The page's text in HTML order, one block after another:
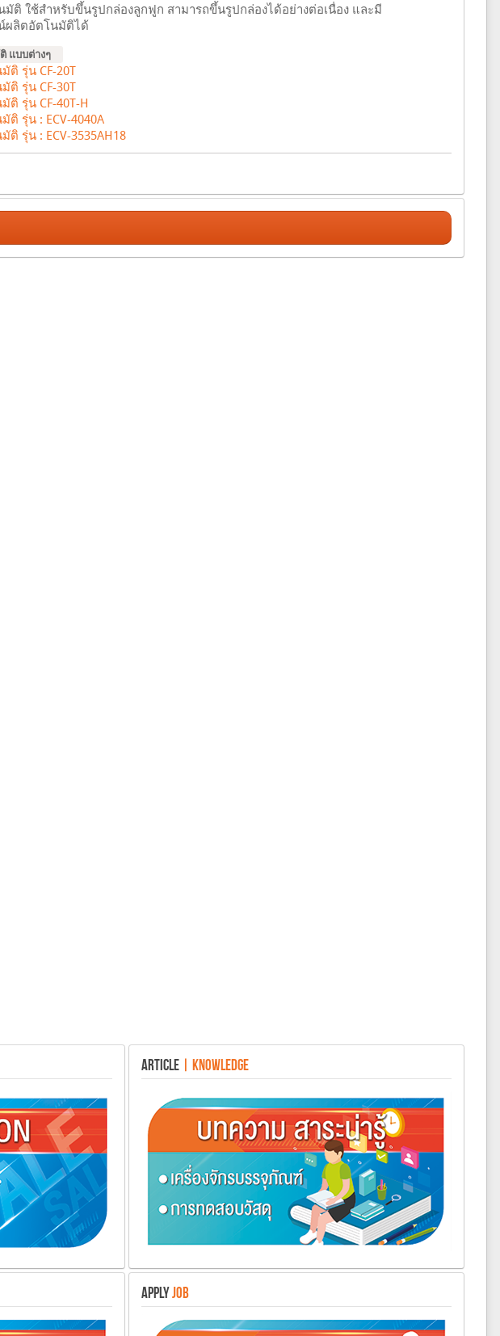
มัติ ใช้สำหรับขึ้นรูปกล่องลูกฟูก สามารถขึ้นรูปกล่องได้อย่างต่อเนื่อง และมี
ผลิตอัตโนมัติได้
แบบต่างๆ
ติ รุ่น CF-20T
ติ รุ่น CF-30T
ติ รุ่น CF-40T-H
รุ่น : ECV-4040A
รุ่น : ECV-3535AH18
ARTICLE | KNOWLEDGE
APPLYJOB